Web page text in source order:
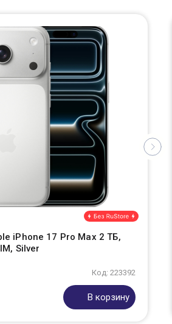
iPhone 17 Pro Max 2 ТБ,
Silver
Код: 223392
В корзину